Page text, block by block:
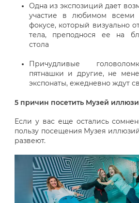
Одна из экспозиций дает
участие в любимом всеми
фокусе, который визуально
тела, преподнося ее на
стола
Причудливые
пятнашки и другие, не
экспонаты, ежедневно ждут
5 причин посетить Музей
Если у вас еще остались
пользу посещения Музея
развеют.